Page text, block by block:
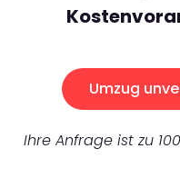
Umzug
Ihre Anfrage ist zu